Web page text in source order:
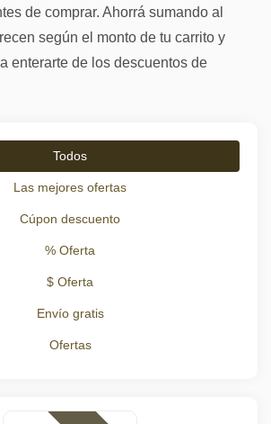
de comprar. Ahorrá sumando al
según el monto de tu carrito y
enterarte de los descuentos de
Todos
Las mejores ofertas
Cúpon descuento
% Oferta
$ Oferta
Envío gratis
Ofertas